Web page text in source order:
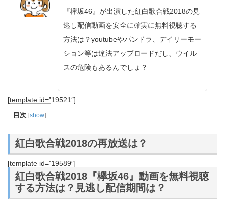
『欅坂46』が出演した紅白歌合戦2018の見
逃し配信動画を安全に確実に無料視聴する
方法は？youtubeやパンドラ、デイリーモー
ション等は違法アップロードだし、ウイル
スの危険もあるんでしょ？
[template id=”19521″]
目次 [show]
紅白歌合戦2018の再放送は？
[template id=”19589″]
紅白歌合戦2018『欅坂46』動画を無料視聴
する方法は？見逃し配信期間は？